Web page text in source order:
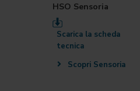
HSO Sensoria
Scarica la scheda
tecnica
Scopri Sensoria